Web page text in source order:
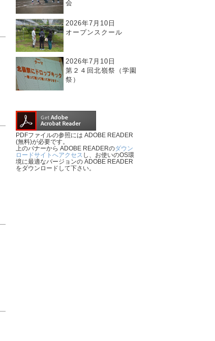
会
2026年7月10日
オープンスクール
2026年7月10日
第２４回北嶺祭（学園
祭）
PDFファイルの参照には ADOBE READER
(無料)が必要です。
上のバナーから ADOBE READERのダウン
ロードサイトへアクセス し、お使いのOS環
境に最適なバージョンの ADOBE READER
をダウンロードして下さい。